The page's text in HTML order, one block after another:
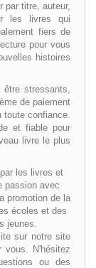
par titre, auteur,
les livres qui
fiers de
pour vous
histoires
être stressants,
de paiement
toute confiance.
et fiable pour
livre le plus
les livres et
passion avec
promotion de la
écoles et des
jeunes.
sur notre site
vous. N'hésitez
ou des